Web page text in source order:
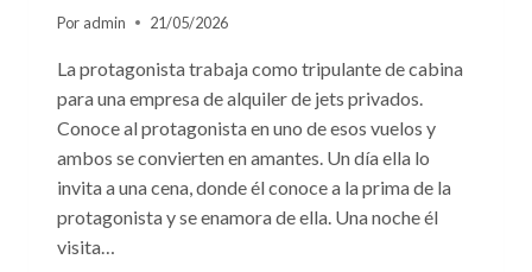
Por admin 21/05/2026
La protagonista trabaja como tripulante de cabina
para una empresa de alquiler de jets privados.
Conoce al protagonista en uno de esos vuelos y
ambos se convierten en amantes. Un día ella lo
invita a una cena, donde él conoce a la prima de la
protagonista y se enamora de ella. Una noche él
visita…